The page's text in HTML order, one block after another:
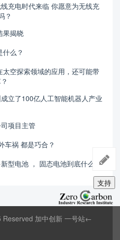
支持
充电时代来临 你愿意为无线充
？
果揭晓
么？
空探索领域的应用，还可能带
立了100亿人工智能机器人产业
项目主管
车祸 都是巧合？
型电池 ， 固态电池到底什么时
加中创新 一号站←